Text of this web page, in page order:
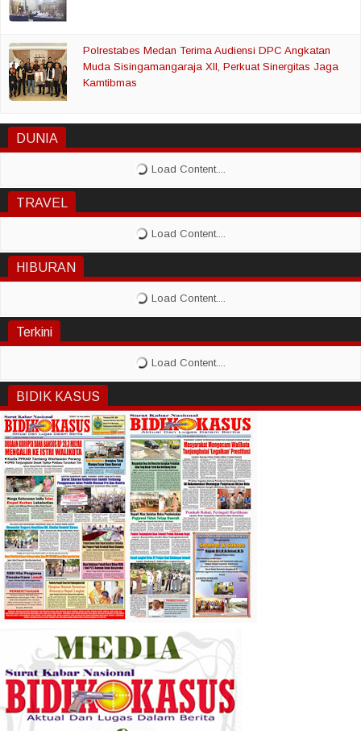
Polrestabes Medan Terima Audiensi DPC Angkatan
Muda Sisingamangaraja XII, Perkuat Sinergitas Jaga
Kamtibmas
DUNIA
TRAVEL
HIBURAN
Terkini
BIDIK KASUS